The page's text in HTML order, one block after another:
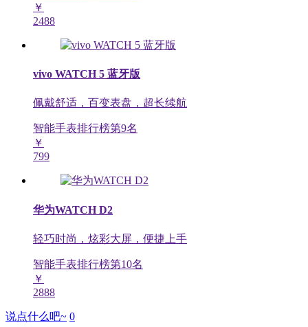
￥
2488
vivo WATCH 5 蓝牙版
佩戴舒适，百变表盘，超长续航
智能手表排行榜第9名
￥
799
华为WATCH D2
轻巧时尚，炫彩大屏，便捷上手
智能手表排行榜第10名
￥
2888
说点什么吧~ 0